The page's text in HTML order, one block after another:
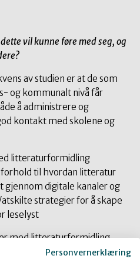
vil kunne føre med seg, og
av studien er at de som
og kommunalt nivå får
å administrere og
kontakt med skolene og
litteraturformidling
til hvordan litteratur
digitale kanaler og
strategier for å skape
leselyst
med litteraturformidling,
eller mottakere av
Personvernerklæring